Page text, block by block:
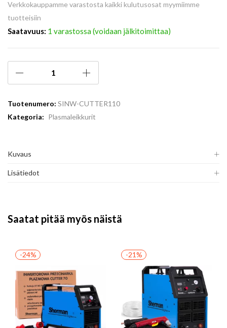
Verkkokauppamme varastosta kaikki kulutusosat myymiimme
tuotteisiin
Saatavuus: 1 varastossa (voidaan jälkitoimittaa)
Tuotenumero: SINW-CUTTER110
Kategoria: Plasmaleikkurit
Kuvaus
Lisätiedot
Saatat pitää myös näistä
-24% -21%